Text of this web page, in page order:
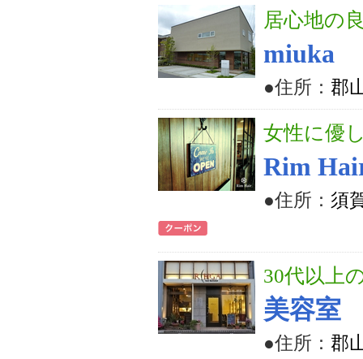
居心地の
miuka
●住所： 郡
女性に優
Rim
●住所： 須
30代以上
美容室
●住所： 郡